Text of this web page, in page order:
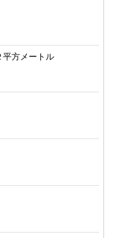
平方メートル